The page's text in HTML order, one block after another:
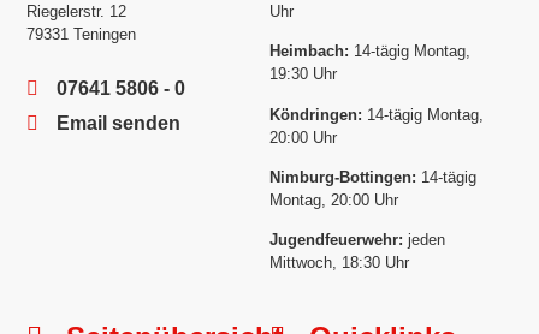
Riegelerstr. 12
79331 Teningen
07641 5806 - 0
Email senden
Uhr
Heimbach: 14-tägig Montag,
19:30 Uhr
Köndringen: 14-tägig Montag,
20:00 Uhr
Nimburg-Bottingen: 14-tägig
Montag, 20:00 Uhr
Jugendfeuerwehr: jeden
Mittwoch, 18:30 Uhr